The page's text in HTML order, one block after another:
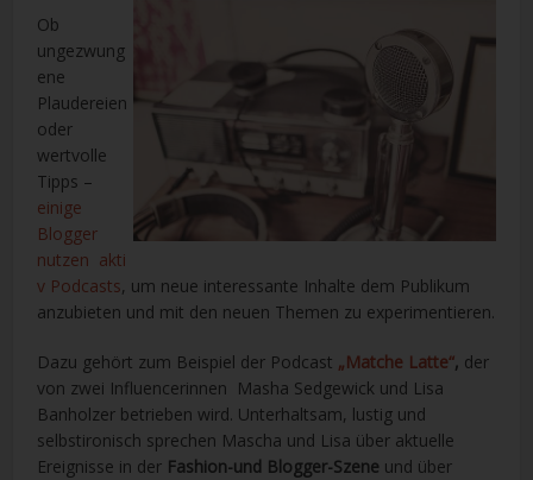
Ob
ungezwung
ene
Plaudereien
oder
wertvolle
Tipps –
einige
Blogger
nutzen akti
v Podcasts, um neue interessante Inhalte dem Publikum
anzubieten und mit den neuen Themen zu experimentieren.
Dazu gehört zum Beispiel der Podcast „Matche Latte“, der
von zwei Influencerinnen Masha Sedgewick und Lisa
Banholzer betrieben wird. Unterhaltsam, lustig und
selbstironisch sprechen Mascha und Lisa über aktuelle
Ereignisse in der Fashion-und Blogger-Szene und über